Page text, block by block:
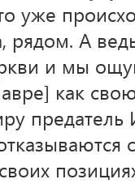
уже
рядом. А
и мы
как
предатель